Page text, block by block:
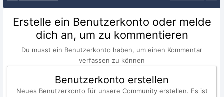
Erstelle ein Benutzerkonto oder melde
dich an, um zu kommentieren
Du musst ein Benutzerkonto haben, um einen Kommentar
verfassen zu können
Benutzerkonto erstellen
Neues Benutzerkonto für unsere Community erstellen. Es ist